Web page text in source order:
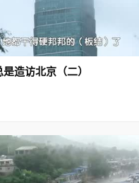
造访北京（二）